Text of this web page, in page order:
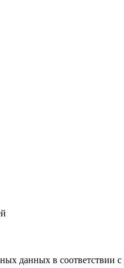
данных в соответствии с